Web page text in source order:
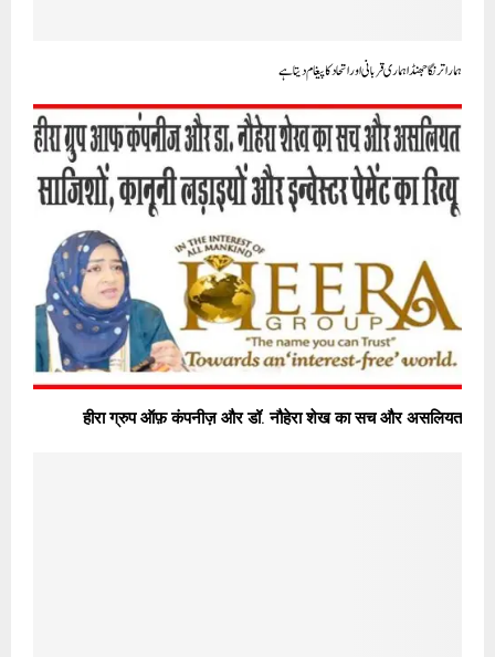
ہمارا ترنگا جھنڈا ہماری قربانی اور اتحاد کا پیغام دیتا ہے
हीरा ग्रुप ऑफ़ कंपनीज़ और डॉ. नौहेरा शेख का सच और असलियत